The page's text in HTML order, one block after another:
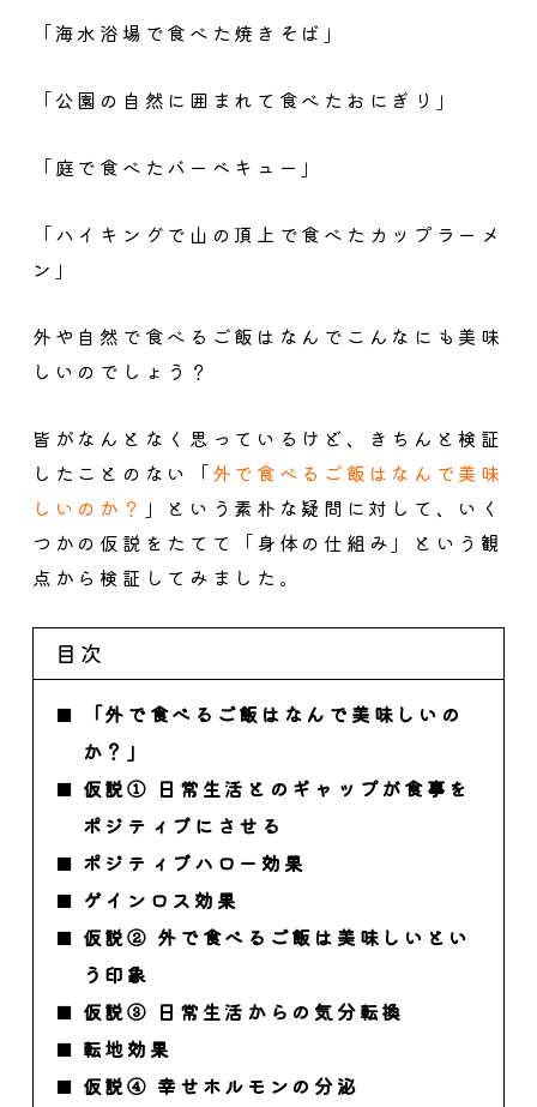
「海水浴場で食べた焼きそば」
「公園の自然に囲まれて食べたおにぎり」
「庭で食べたバーベキュー」
「ハイキングで山の頂上で食べたカップラーメ
ン」
外や自然で食べるご飯はなんでこんなにも美味
しいのでしょう？
皆がなんとなく思っているけど、きちんと検証
したことのない「外で食べるご飯はなんで美味
しいのか？ 」という素朴な疑問に対して、いく
つかの仮説をたてて「身体の仕組み」という観
点から検証してみました。
目次
「外で食べるご飯はなんで美味しいの
か？」
仮説① 日常生活とのギャップが食事を
ポジティブにさせる
ポジティブハロー効果
ゲインロス効果
仮説② 外で食べるご飯は美味しいとい
う印象
仮説③ 日常生活からの気分転換
転地効果
仮説④ 幸せホルモンの分泌